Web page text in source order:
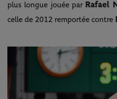
plus longue jouée par Rafael
celle de 2012 remportée contre